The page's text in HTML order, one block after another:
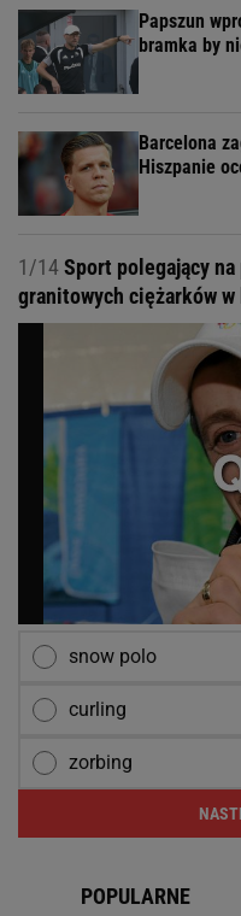
Papszun
bramka by
Barcelona
Hiszpanie
1/14Sport polegający
granitowych ciężarków
snow polo
curling
zorbing
POPULARNE